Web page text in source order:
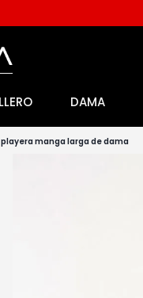
DAMA
playera manga larga de dama